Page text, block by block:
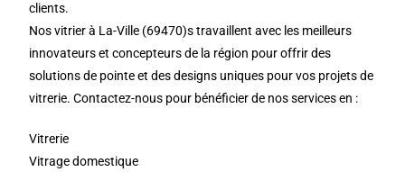
clients.
Nos vitrier à La-Ville (69470)s travaillent avec les meilleurs
innovateurs et concepteurs de la région pour offrir des
solutions de pointe et des designs uniques pour vos projets de
vitrerie. Contactez-nous pour bénéficier de nos services en :
Vitrerie
Vitrage domestique